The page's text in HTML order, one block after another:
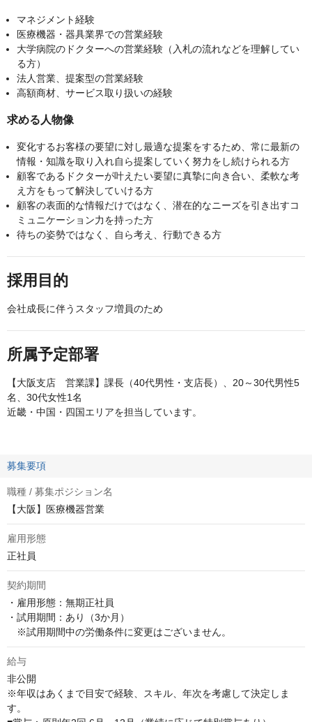
マネジメント経験
医療機器・器具業界での営業経験
大学病院のドクターへの営業経験（入札の流れなどを理解してい
る方）
法人営業、提案型の営業経験
高額商材、サービス取り扱いの経験
求める人物像
変化するお客様の要望に対し最適な提案をするため、常に最新の
情報・知識を取り入れ自ら提案していく努力をし続けられる方
顧客であるドクターが叶えたい要望に真摯に向き合い、柔軟な考
え方をもって解決していける方
顧客の表面的な情報だけではなく、潜在的なニーズを引き出すコ
ミュニケーション力を持った方
待ちの姿勢ではなく、自ら考え、行動できる方
採用目的
会社成長に伴うスタッフ増員のため
所属予定部署
【大阪支店 営業課】課長（40代男性・支店長）、20～30代男性5
名、30代女性1名
近畿・中国・四国エリアを担当しています。
募集要項
職種 / 募集ポジション名
【大阪】医療機器営業
雇用形態
正社員
契約期間
・雇用形態：無期正社員
・試用期間：あり（3か月）
※試用期間中の労働条件に変更はございません。
給与
非公開
※年収はあくまで目安で経験、スキル、年次を考慮して決定しま
す。